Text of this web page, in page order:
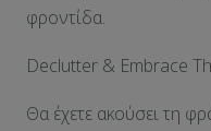
φροντίδα.
Declutter & Embrace
Θα έχετε ακούσει τη